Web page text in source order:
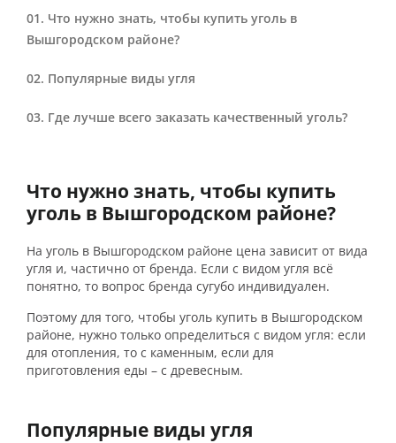
Что нужно знать, чтобы купить уголь в
Вышгородском районе?
Популярные виды угля
Где лучше всего заказать качественный уголь?
Что нужно знать, чтобы купить
уголь в Вышгородском районе?
На уголь в Вышгородском районе цена зависит от вида
угля и, частично от бренда. Если с видом угля всё
понятно, то вопрос бренда сугубо индивидуален.
Поэтому для того, чтобы уголь купить в Вышгородском
районе, нужно только определиться с видом угля: если
для отопления, то с каменным, если для
приготовления еды – с древесным.
Популярные виды угля